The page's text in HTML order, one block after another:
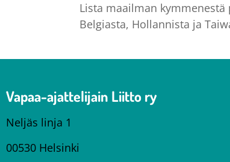
Lista maailman
Belgiasta, Hollannista ja
Vapaa-ajattelijain Liitto ry
Neljäs linja 1
00530 Helsinki